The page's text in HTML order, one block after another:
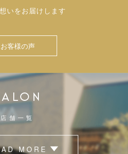
いをお届けします
お客様の声
店舗一覧
MORE